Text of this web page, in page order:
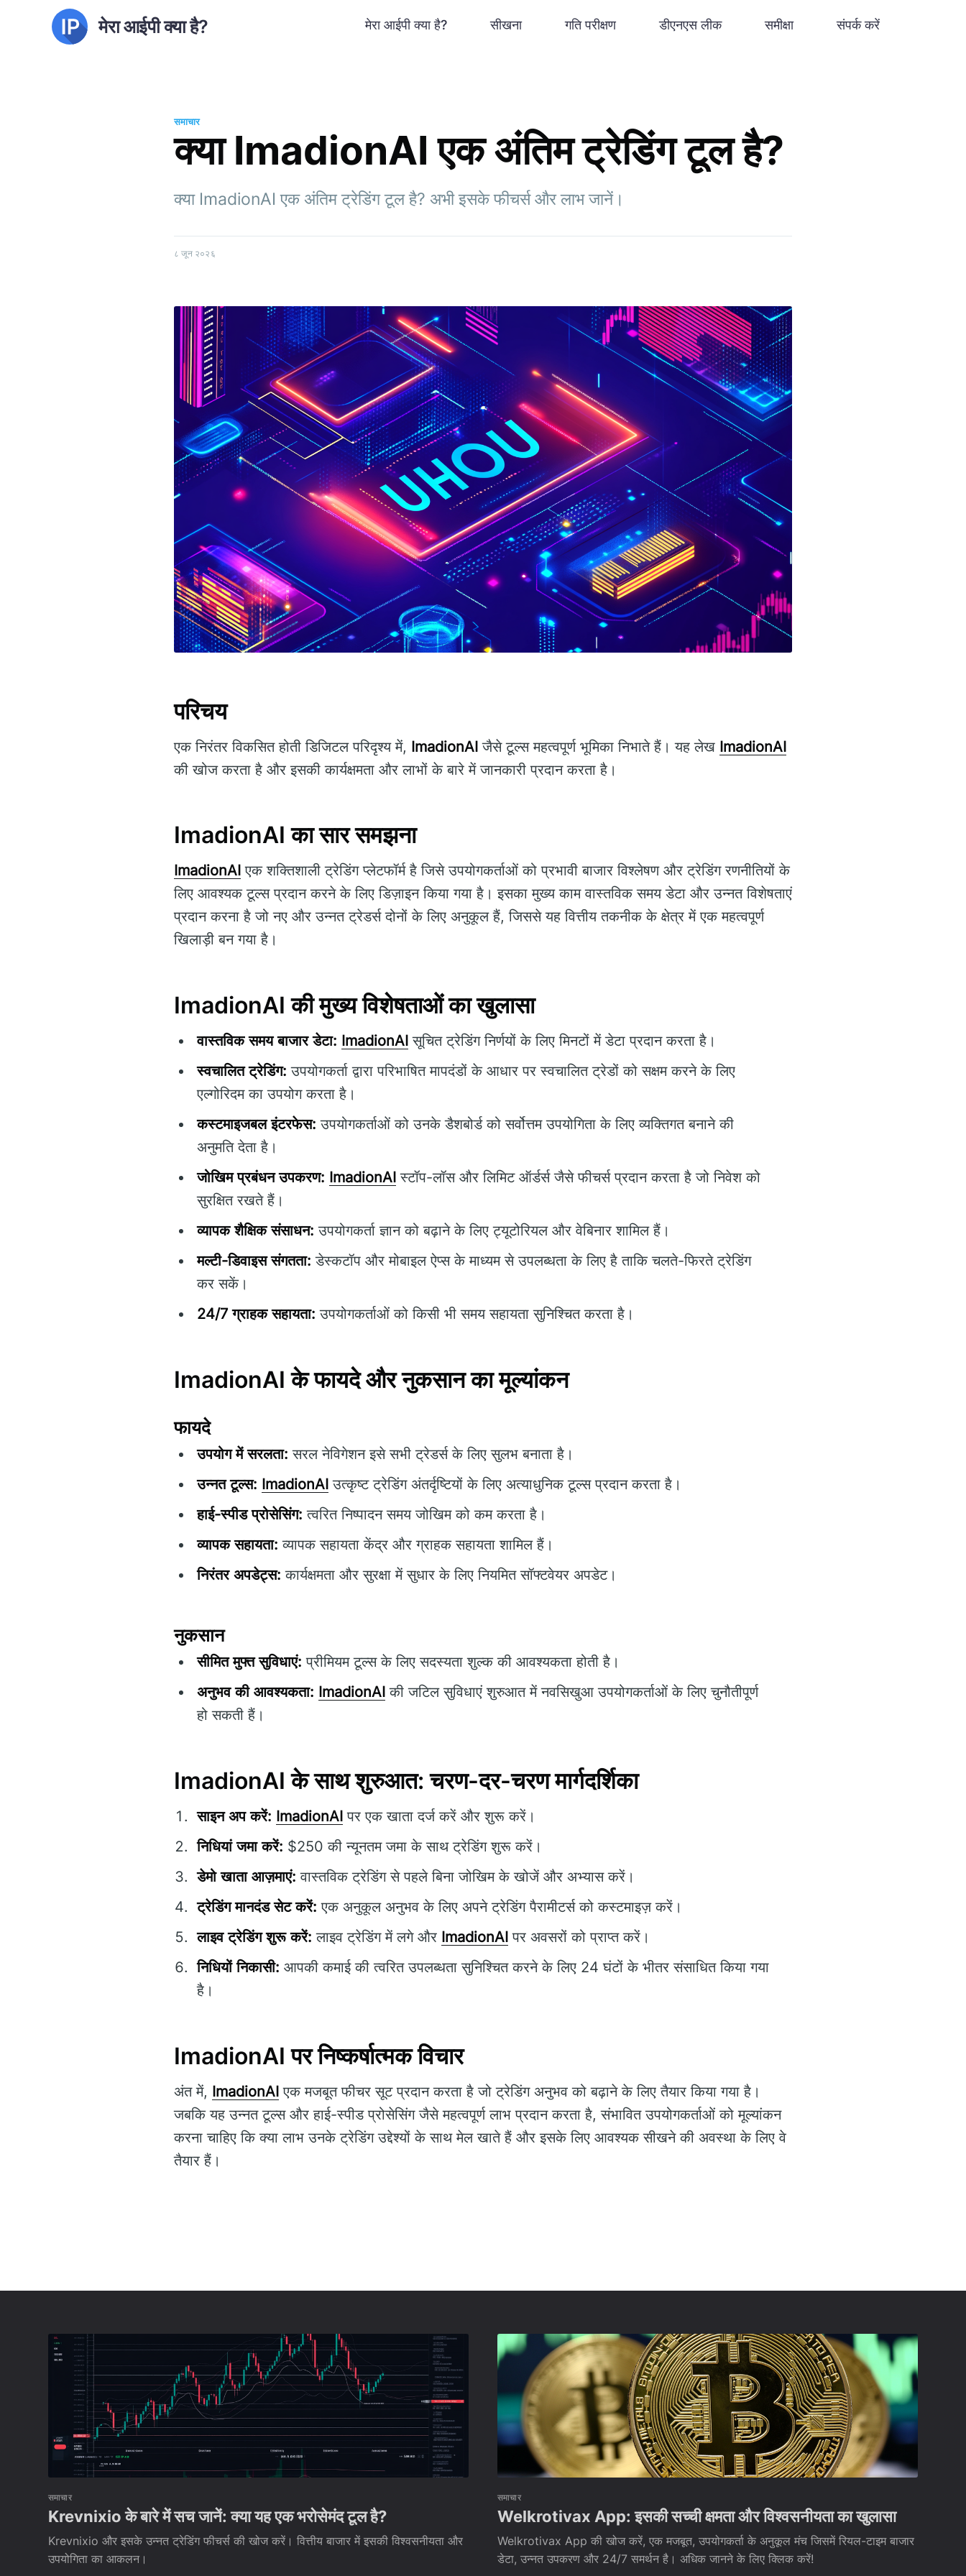
मेरा आईपी क्या है? मेरा आईपी क्या है? सीखना गति परीक्षण डीएनएस लीक समीक्षा संपर्क करें
समाचार
क्या ImadionAI एक अंतिम ट्रेडिंग टूल है?
क्या ImadionAI एक अंतिम ट्रेडिंग टूल है? अभी इसके फीचर्स और लाभ जानें।
८ जून २०२६
परिचय
एक निरंतर विकसित होती डिजिटल परिदृश्य में, ImadionAI जैसे टूल्स महत्वपूर्ण भूमिका निभाते हैं। यह लेख ImadionAI
की खोज करता है और इसकी कार्यक्षमता और लाभों के बारे में जानकारी प्रदान करता है।
ImadionAI का सार समझना
ImadionAI एक शक्तिशाली ट्रेडिंग प्लेटफॉर्म है जिसे उपयोगकर्ताओं को प्रभावी बाजार विश्लेषण और ट्रेडिंग रणनीतियों के
लिए आवश्यक टूल्स प्रदान करने के लिए डिज़ाइन किया गया है। इसका मुख्य काम वास्तविक समय डेटा और उन्नत विशेषताएं
प्रदान करना है जो नए और उन्नत ट्रेडर्स दोनों के लिए अनुकूल हैं, जिससे यह वित्तीय तकनीक के क्षेत्र में एक महत्वपूर्ण
खिलाड़ी बन गया है।
ImadionAI की मुख्य विशेषताओं का खुलासा
वास्तविक समय बाजार डेटा: ImadionAI सूचित ट्रेडिंग निर्णयों के लिए मिनटों में डेटा प्रदान करता है।
स्वचालित ट्रेडिंग: उपयोगकर्ता द्वारा परिभाषित मापदंडों के आधार पर स्वचालित ट्रेडों को सक्षम करने के लिए
एल्गोरिदम का उपयोग करता है।
कस्टमाइजबल इंटरफेस: उपयोगकर्ताओं को उनके डैशबोर्ड को सर्वोत्तम उपयोगिता के लिए व्यक्तिगत बनाने की
अनुमति देता है।
जोखिम प्रबंधन उपकरण: ImadionAI स्टॉप-लॉस और लिमिट ऑर्डर्स जैसे फीचर्स प्रदान करता है जो निवेश को
सुरक्षित रखते हैं।
व्यापक शैक्षिक संसाधन: उपयोगकर्ता ज्ञान को बढ़ाने के लिए ट्यूटोरियल और वेबिनार शामिल हैं।
मल्टी-डिवाइस संगतता: डेस्कटॉप और मोबाइल ऐप्स के माध्यम से उपलब्धता के लिए है ताकि चलते-फिरते ट्रेडिंग
कर सकें।
24/7 ग्राहक सहायता: उपयोगकर्ताओं को किसी भी समय सहायता सुनिश्चित करता है।
ImadionAI के फायदे और नुकसान का मूल्यांकन
फायदे
उपयोग में सरलता: सरल नेविगेशन इसे सभी ट्रेडर्स के लिए सुलभ बनाता है।
उन्नत टूल्स: ImadionAI उत्कृष्ट ट्रेडिंग अंतर्दृष्टियों के लिए अत्याधुनिक टूल्स प्रदान करता है।
हाई-स्पीड प्रोसेसिंग: त्वरित निष्पादन समय जोखिम को कम करता है।
व्यापक सहायता: व्यापक सहायता केंद्र और ग्राहक सहायता शामिल हैं।
निरंतर अपडेट्स: कार्यक्षमता और सुरक्षा में सुधार के लिए नियमित सॉफ्टवेयर अपडेट।
नुकसान
सीमित मुफ्त सुविधाएं: प्रीमियम टूल्स के लिए सदस्यता शुल्क की आवश्यकता होती है।
अनुभव की आवश्यकता: ImadionAI की जटिल सुविधाएं शुरुआत में नवसिखुआ उपयोगकर्ताओं के लिए चुनौतीपूर्ण
हो सकती हैं।
ImadionAI के साथ शुरुआत: चरण-दर-चरण मार्गदर्शिका
साइन अप करें: ImadionAI पर एक खाता दर्ज करें और शुरू करें।
निधियां जमा करें: $250 की न्यूनतम जमा के साथ ट्रेडिंग शुरू करें।
डेमो खाता आज़माएं: वास्तविक ट्रेडिंग से पहले बिना जोखिम के खोजें और अभ्यास करें।
ट्रेडिंग मानदंड सेट करें: एक अनुकूल अनुभव के लिए अपने ट्रेडिंग पैरामीटर्स को कस्टमाइज़ करें।
लाइव ट्रेडिंग शुरू करें: लाइव ट्रेडिंग में लगे और ImadionAI पर अवसरों को प्राप्त करें।
निधियों निकासी: आपकी कमाई की त्वरित उपलब्धता सुनिश्चित करने के लिए 24 घंटों के भीतर संसाधित किया गया
है।
ImadionAI पर निष्कर्षात्मक विचार
अंत में, ImadionAI एक मजबूत फीचर सूट प्रदान करता है जो ट्रेडिंग अनुभव को बढ़ाने के लिए तैयार किया गया है।
जबकि यह उन्नत टूल्स और हाई-स्पीड प्रोसेसिंग जैसे महत्वपूर्ण लाभ प्रदान करता है, संभावित उपयोगकर्ताओं को मूल्यांकन
करना चाहिए कि क्या लाभ उनके ट्रेडिंग उद्देश्यों के साथ मेल खाते हैं और इसके लिए आवश्यक सीखने की अवस्था के लिए वे
तैयार हैं।
समाचार
Krevnixio के बारे में सच जानें: क्या यह एक भरोसेमंद टूल है?
Krevnixio और इसके उन्नत ट्रेडिंग फीचर्स की खोज करें। वित्तीय बाजार में इसकी विश्वसनीयता और
उपयोगिता का आकलन।
समाचार
Welkrotivax App: इसकी सच्ची क्षमता और विश्वसनीयता का खुलासा
Welkrotivax App की खोज करें, एक मजबूत, उपयोगकर्ता के अनुकूल मंच जिसमें रियल-टाइम बाजार
डेटा, उन्नत उपकरण और 24/7 समर्थन है। अधिक जानने के लिए क्लिक करें!